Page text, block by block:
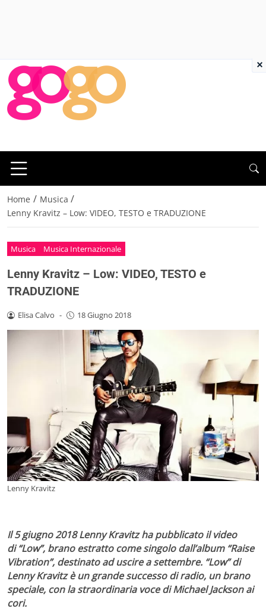
Home / Musica /
Lenny Kravitz – Low: VIDEO, TESTO e TRADUZIONE
Musica Musica Internazionale
Lenny Kravitz – Low: VIDEO, TESTO e
TRADUZIONE
Elisa Calvo - 18 Giugno 2018
Lenny Kravitz
Il 5 giugno 2018 Lenny Kravitz ha pubblicato il video
di “Low”, brano estratto come singolo dall’album “Raise
Vibration”, destinato ad uscire a settembre. “Low” di
Lenny Kravitz è un grande successo di radio, un brano
speciale, con la straordinaria voce di Michael Jackson ai
cori.
×